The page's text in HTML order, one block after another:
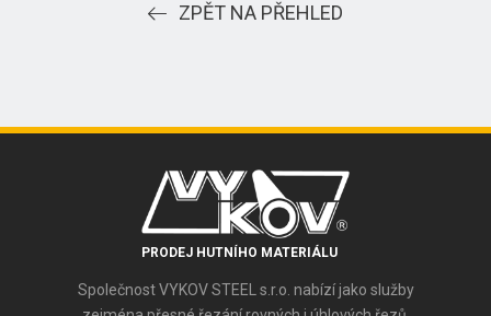
ZPĚT NA PŘEHLED
PRODEJ HUTNÍHO MATERIÁLU
Společnost VYKOV STEEL s.r.o. nabízí jako služby